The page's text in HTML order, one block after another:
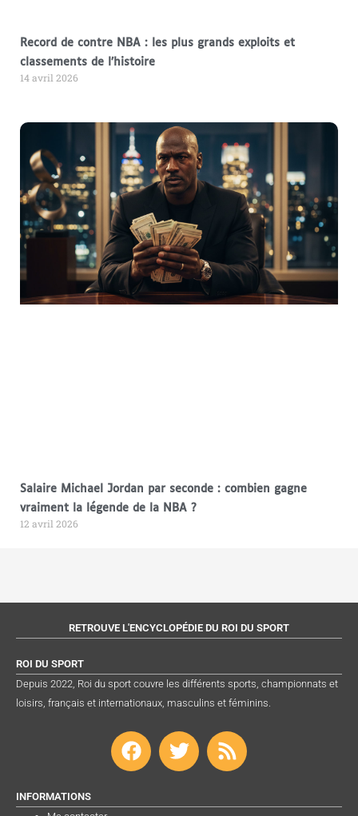
Record de contre NBA : les plus grands exploits et
classements de l’histoire
14 avril 2026
Salaire Michael Jordan par seconde : combien gagne
vraiment la légende de la NBA ?
12 avril 2026
RETROUVE L'ENCYCLOPÉDIE DU ROI DU SPORT
ROI DU SPORT
Depuis 2022, Roi du sport couvre les différents sports, championnats et
loisirs, français et internationaux, masculins et féminins.
F
a
T
w
R
s
INFORMATIONS